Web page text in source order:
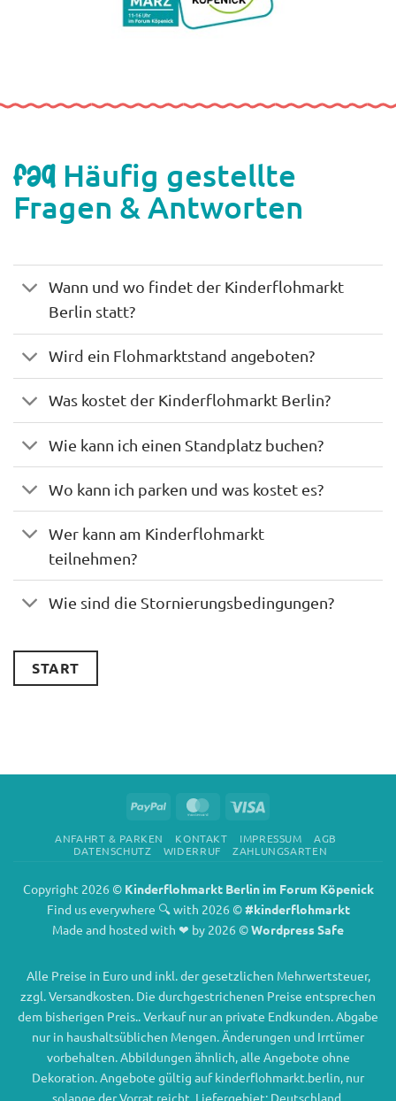
FAQ Häufig gestellte
Fragen & Antworten
Wann und wo findet der Kinderflohmarkt
Berlin statt?
Wird ein Flohmarktstand angeboten?
Was kostet der Kinderflohmarkt Berlin?
Wie kann ich einen Standplatz buchen?
Wo kann ich parken und was kostet es?
Wer kann am Kinderflohmarkt
teilnehmen?
Wie sind die Stornierungsbedingungen?
START
PayPal MasterCard
ANFAHRT & PARKEN KONTAKT IMPRESSUM
AGB
DATENSCHUTZ
WIDERRUF ZAHLUNGSARTEN
Copyright 2026 © Kinderflohmarkt Berlin im Forum Köpenick
Find us everywhere 🔍 with 2026 ©#kinderflohmarkt
Made and hosted with ❤ by 2026 ©Wordpress Safe
Alle Preise in Euro und inkl. der gesetzlichen Mehrwertsteuer,
zzgl. Versandkosten. Die durchgestrichenen Preise entsprechen
dem bisherigen Preis.. Verkauf nur an private Endkunden. Abgabe
nur in haushaltsüblichen Mengen. Änderungen und Irrtümer
vorbehalten. Abbildungen ähnlich, alle Angebote ohne
Dekoration. Angebote gültig auf kinderflohmarkt.berlin, nur
solange der Vorrat reicht. Liefergebiet: Deutschland.